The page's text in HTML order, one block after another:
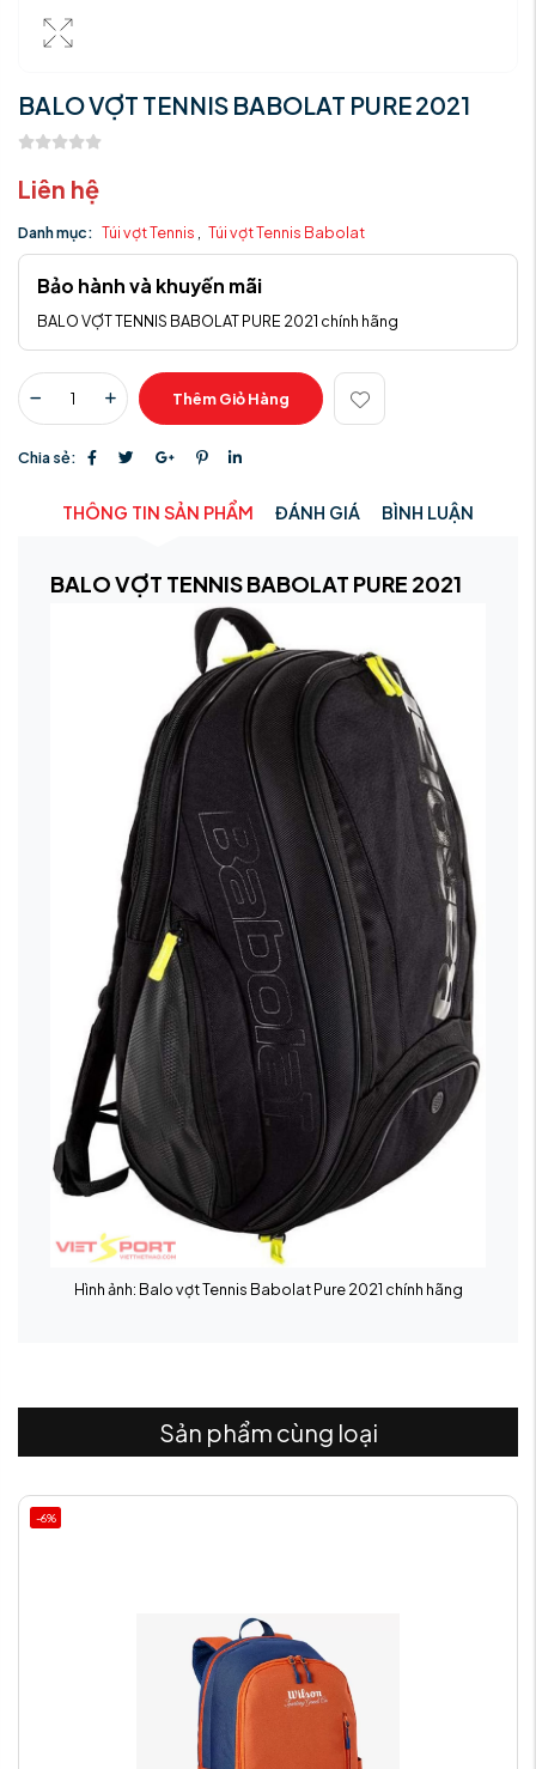
BALO VỢT TENNIS BABOLAT PURE 2021
Liên hệ
Danh mục: Túi vợt Tennis , Túi vợt Tennis Babolat
Bảo hành và khuyến mãi
BALO VỢT TENNIS BABOLAT PURE 2021 chính hãng
Thêm Giỏ Hàng
Chia sẻ:
THÔNG TIN SẢN PHẨM ĐÁNH GIÁ BÌNH LUẬN
BALO VỢT TENNIS BABOLAT PURE 2021
Hình ảnh: Balo vợt Tennis Babolat Pure 2021 chính hãng
Sản phẩm cùng loại
-6%